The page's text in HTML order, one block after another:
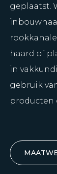
geplaatst.
haard of
in
gebruik
producten